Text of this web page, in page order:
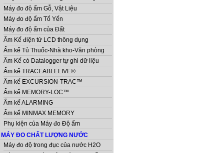
Máy đo độ ẩm Gỗ, Vật Liệu
Máy đo độ ẩm Tổ Yến
Máy đo độ ẩm của Đất
Ẩm Kế điện tử LCD thông dụng
Ẩm kế Tủ Thuốc-Nhà kho-Văn phòng
Ẩm Kế có Datalogger tự ghi dữ liệu
Ẩm kế TRACEABLELIVE®
Ẩm kế EXCURSION-TRAC™
Ẩm kế MEMORY-LOC™
Ẩm kế ALARMING
Ẩm kế MINMAX MEMORY
Phụ kiện của Máy đo Độ ẩm
MÁY ĐO CHẤT LƯỢNG NƯỚC
Máy đo độ trong đục của nước H2O